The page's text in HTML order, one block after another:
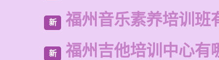
新 福州音乐素养培训班
新 福州吉他培训中心有